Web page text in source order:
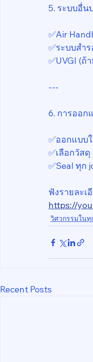
5. ระบบอื่น
✅️Air
✅️ระบบสำ
✅️UVGI (ถ้
---
6. การออก
✅️ออกแบบ
✅️เลือกวัส
✅️Seal ทุก
ฟังรายละเ
https://
วิศวกรรมในทุ
Recent Posts